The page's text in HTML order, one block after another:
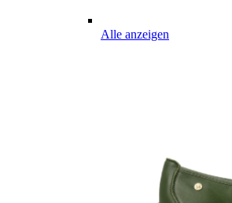
Alle anzeigen